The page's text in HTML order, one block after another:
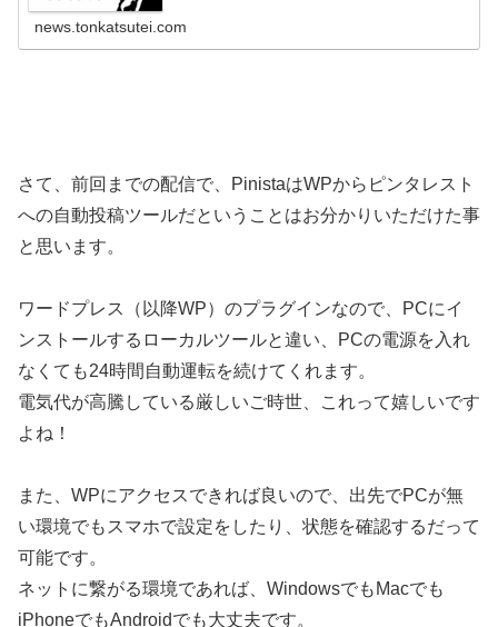
news.tonkatsutei.com
さて、前回までの配信で、PinistaはWPからピンタレスト
への自動投稿ツールだということはお分かりいただけた事
と思います。
ワードプレス（以降WP）のプラグインなので、PCにイ
ンストールするローカルツールと違い、PCの電源を入れ
なくても24時間自動運転を続けてくれます。
電気代が高騰している厳しいご時世、これって嬉しいです
よね！
また、WPにアクセスできれば良いので、出先でPCが無
い環境でもスマホで設定をしたり、状態を確認するだって
可能です。
ネットに繋がる環境であれば、WindowsでもMacでも
iPhoneでもAndroidでも大丈夫です。